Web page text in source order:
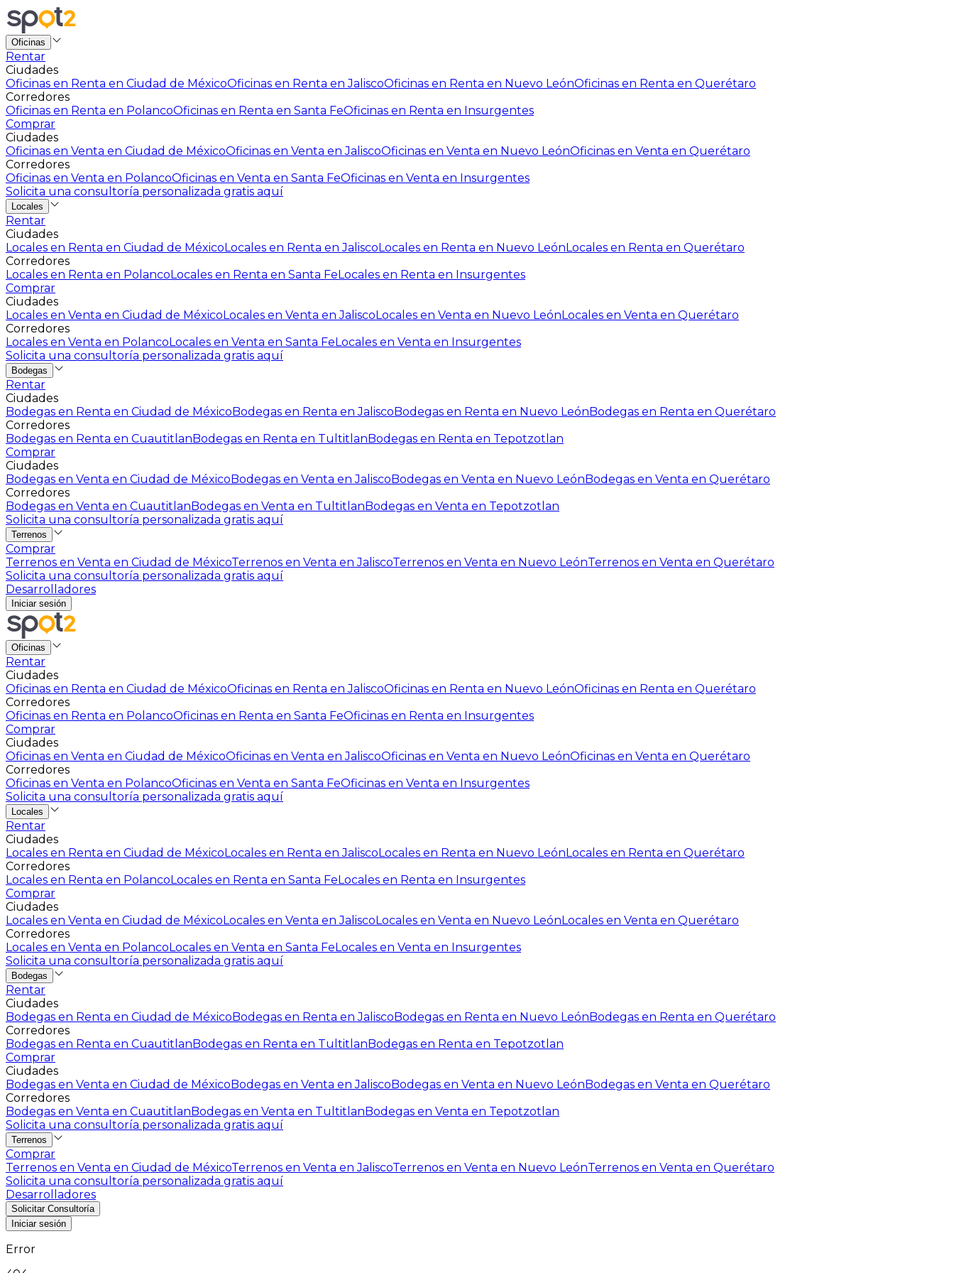
Oficinas
Rentar
Ciudades
Oficinas en Renta en Ciudad de MéxicoOficinas en Renta en JaliscoOficinas en Renta en Nuevo LeónOficinas en Renta en Querétaro
Corredores
Oficinas en Renta en PolancoOficinas en Renta en Santa FeOficinas en Renta en Insurgentes
Comprar
Ciudades
Oficinas en Venta en Ciudad de MéxicoOficinas en Venta en JaliscoOficinas en Venta en Nuevo LeónOficinas en Venta en Querétaro
Corredores
Oficinas en Venta en PolancoOficinas en Venta en Santa FeOficinas en Venta en Insurgentes
Solicita una consultoría personalizada gratis aquí
Locales
Rentar
Ciudades
Locales en Renta en Ciudad de MéxicoLocales en Renta en JaliscoLocales en Renta en Nuevo LeónLocales en Renta en Querétaro
Corredores
Locales en Renta en PolancoLocales en Renta en Santa FeLocales en Renta en Insurgentes
Comprar
Ciudades
Locales en Venta en Ciudad de MéxicoLocales en Venta en JaliscoLocales en Venta en Nuevo LeónLocales en Venta en Querétaro
Corredores
Locales en Venta en PolancoLocales en Venta en Santa FeLocales en Venta en Insurgentes
Solicita una consultoría personalizada gratis aquí
Bodegas
Rentar
Ciudades
Bodegas en Renta en Ciudad de MéxicoBodegas en Renta en JaliscoBodegas en Renta en Nuevo LeónBodegas en Renta en Querétaro
Corredores
Bodegas en Renta en CuautitlanBodegas en Renta en TultitlanBodegas en Renta en Tepotzotlan
Comprar
Ciudades
Bodegas en Venta en Ciudad de MéxicoBodegas en Venta en JaliscoBodegas en Venta en Nuevo LeónBodegas en Venta en Querétaro
Corredores
Bodegas en Venta en CuautitlanBodegas en Venta en TultitlanBodegas en Venta en Tepotzotlan
Solicita una consultoría personalizada gratis aquí
Terrenos
Comprar
Terrenos en Venta en Ciudad de MéxicoTerrenos en Venta en JaliscoTerrenos en Venta en Nuevo LeónTerrenos en Venta en Querétaro
Solicita una consultoría personalizada gratis aquí
Desarrolladores
Iniciar sesión
Oficinas
Rentar
Ciudades
Oficinas en Renta en Ciudad de MéxicoOficinas en Renta en JaliscoOficinas en Renta en Nuevo LeónOficinas en Renta en Querétaro
Corredores
Oficinas en Renta en PolancoOficinas en Renta en Santa FeOficinas en Renta en Insurgentes
Comprar
Ciudades
Oficinas en Venta en Ciudad de MéxicoOficinas en Venta en JaliscoOficinas en Venta en Nuevo LeónOficinas en Venta en Querétaro
Corredores
Oficinas en Venta en PolancoOficinas en Venta en Santa FeOficinas en Venta en Insurgentes
Solicita una consultoría personalizada gratis aquí
Locales
Rentar
Ciudades
Locales en Renta en Ciudad de MéxicoLocales en Renta en JaliscoLocales en Renta en Nuevo LeónLocales en Renta en Querétaro
Corredores
Locales en Renta en PolancoLocales en Renta en Santa FeLocales en Renta en Insurgentes
Comprar
Ciudades
Locales en Venta en Ciudad de MéxicoLocales en Venta en JaliscoLocales en Venta en Nuevo LeónLocales en Venta en Querétaro
Corredores
Locales en Venta en PolancoLocales en Venta en Santa FeLocales en Venta en Insurgentes
Solicita una consultoría personalizada gratis aquí
Bodegas
Rentar
Ciudades
Bodegas en Renta en Ciudad de MéxicoBodegas en Renta en JaliscoBodegas en Renta en Nuevo LeónBodegas en Renta en Querétaro
Corredores
Bodegas en Renta en CuautitlanBodegas en Renta en TultitlanBodegas en Renta en Tepotzotlan
Comprar
Ciudades
Bodegas en Venta en Ciudad de MéxicoBodegas en Venta en JaliscoBodegas en Venta en Nuevo LeónBodegas en Venta en Querétaro
Corredores
Bodegas en Venta en CuautitlanBodegas en Venta en TultitlanBodegas en Venta en Tepotzotlan
Solicita una consultoría personalizada gratis aquí
Terrenos
Comprar
Terrenos en Venta en Ciudad de MéxicoTerrenos en Venta en JaliscoTerrenos en Venta en Nuevo LeónTerrenos en Venta en Querétaro
Solicita una consultoría personalizada gratis aquí
Desarrolladores
Solicitar Consultoría
Iniciar sesión
Error